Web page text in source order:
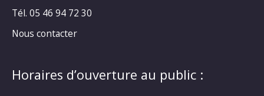
Tél. 05 46 94 72 30
Nous contacter
Horaires d’ouverture au public :